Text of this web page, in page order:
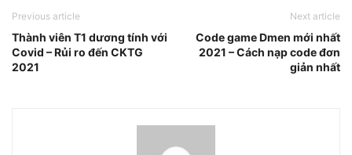
Previous article
Thành viên T1 dương tính với
Covid – Rủi ro đến CKTG
2021
Next article
Code game Dmen mới nhất
2021 – Cách nạp code đơn
giản nhất